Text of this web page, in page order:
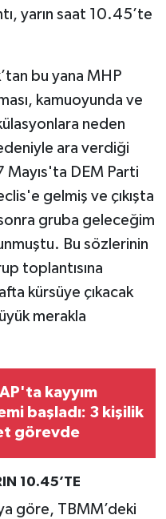
yarın saat 10.45’te
bu yana MHP
kamuoyunda ve
neden
ara verdiği
Mayıs'ta DEM Parti
gelmiş ve çıkışta
gruba geleceğim
Bu sözlerinin
toplantısına
kürsüye çıkacak
merakla
kayyım
başladı: 3 kişilik
görevde
10.45’TE
göre, TBMM’deki